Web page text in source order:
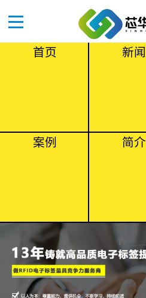
首页 新闻
案例 简介